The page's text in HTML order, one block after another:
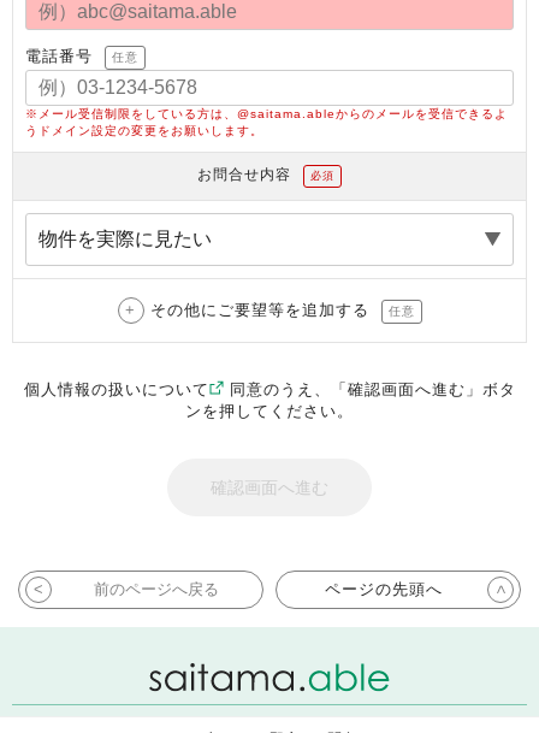
電話番号 任意
※メール受信制限をしている方は、@saitama.ableからのメールを受信できるよ
うドメイン設定の変更をお願いします。
お問合せ内容 必須
その他にご要望等を追加する 任意
個人情報の扱いについて
同意のうえ、「確認画面へ進む」ボタ
ンを押してください。
前のページへ戻る ページの先頭へ